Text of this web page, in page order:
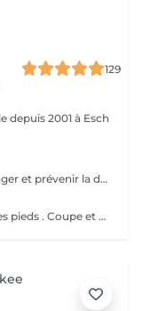
129
La pédicure médicale a pour but de soulager et prévenir la douleur, mais également les effets secondaires des pathologies. Cors, durillons, crevasses ou il-de-perdrix sont ainsi traités par une pédicure médicale. Une séance de pédicure médicale en institut se déroule comme suit : Le pied sera désinfecté à lalcool, puis examiné afin de déterminer quels sont les problèmes à traiter ; Une solution antiseptique et détergente (H.A.C.) sera vaporisée sur les pieds ; Les ongles sont doffice coupés, limés et dégagés sur les côtés; Lablation de cors ou durillons se fait en douceur, à laide dun bistouri ; Un ponçage des talons adoucit la peau ; Une désinfection de lensemble du pied se fait à la fin du traitement ; Le pied est séché puis massé avec une crème naturelle spécifique pour les pieds ; Si des zones de risques dinfection persistent, de la pommade antibiotique Fucidin ® est appliquée. Des mèches sont placées en cas d'ongles incarnés. Plusieurs rendez-vous sont à prévoir pour certaines affections telles que les cors (un rendez-vous 7 jours plus tard). Les durillons, ongles incarnés, ils-de-perdrix demandent une certaine régularité (une fois par mois environ) car leur repousse est douloureuse. A noter que le matériel destiné aux soins plantaires est stérilisé par ultrasons, UV et alcool. Pose Vernis: 10 ( Uniquement après un soin des pieds )
Cette pédicure est une mise en beauté des pieds . Coupe et limage des ongles , nettoyage des replis péri-unguéaux et hydratation. (Sans durillons, ni ongles incarnés, ni corps...)